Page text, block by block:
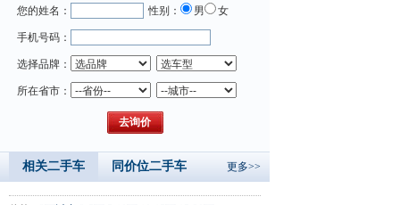
您的姓名： 性别： 男 女
手机号码：
选择品牌：
所在省市：
相关二手车 同价位二手车 更多>>